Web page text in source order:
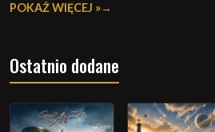
POKAŻ WIĘCEJ »
Ostatnio dodane